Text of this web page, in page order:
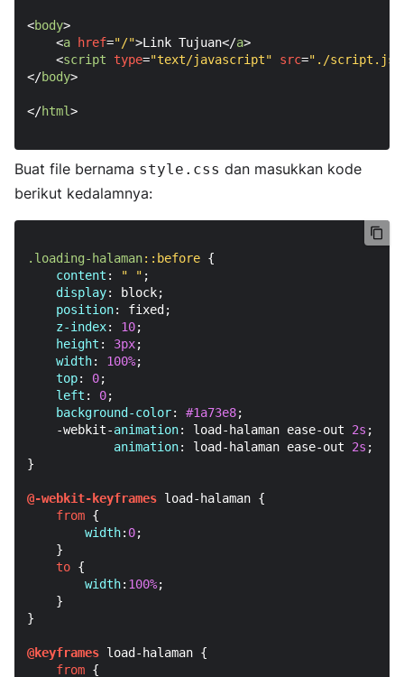
<body>
<a href="/">Link Tujuan</a>
<script type="text/javascript" src="./script.js"
</body>
</html>
Buat file bernama style.css dan masukkan kode
berikut kedalamnya:
.loading-halaman::before {
content : " " ;
display: block;
position: fixed;
z-index: 10;
height : 3px;
width: 100%;
top: 0;
left : 0;
background-color: #1a73e8;
    -webkit-
animation: load-halaman ease-out 2s ;
animation: load-halaman ease-out 2s ;
}
@-webkit-keyframes load-halaman {
from {
width: 0;
    }
to {
width: 100%;
    }
}
@keyframes load-halaman {
from {